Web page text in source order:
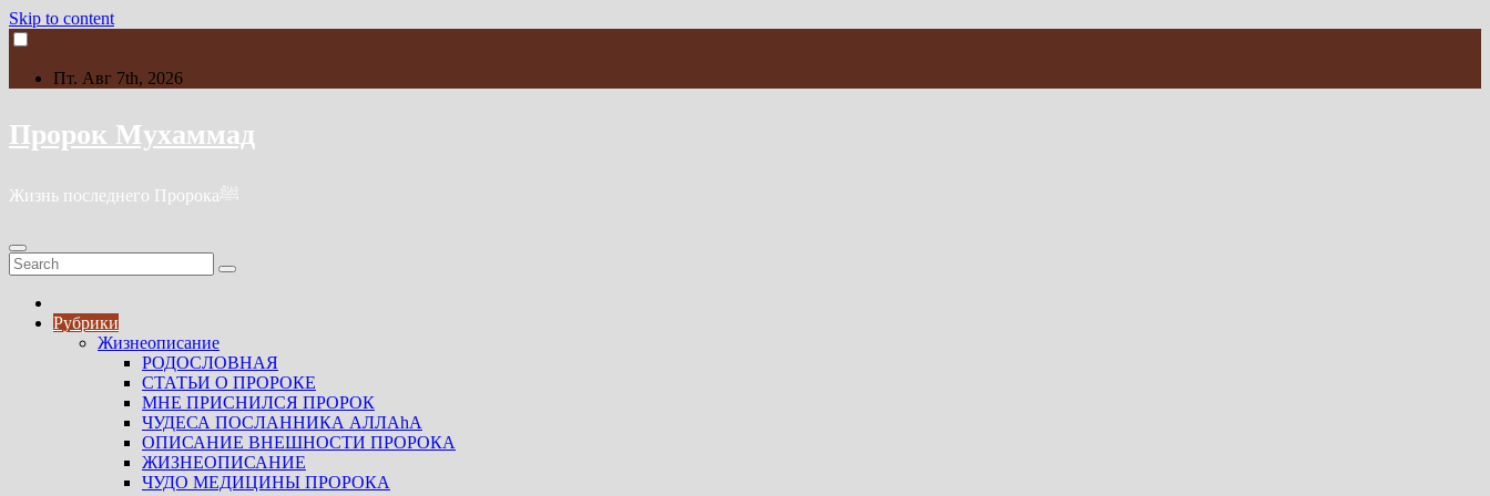
Skip to content
Пт. Авг 7th, 2026
Пророк Мухаммад
Жизнь последнего Пророкаﷺ
Рубрики
Жизнеописание
РОДОСЛОВНАЯ
СТАТЬИ О ПРОРОКЕ
МНЕ ПРИСНИЛСЯ ПРОРОК
ЧУДЕСА ПОСЛАННИКА АЛЛАhА
ОПИСАНИЕ ВНЕШНОСТИ ПРОРОКА
ЖИЗНЕОПИСАНИЕ
ЧУДО МЕДИЦИНЫ ПРОРОКА